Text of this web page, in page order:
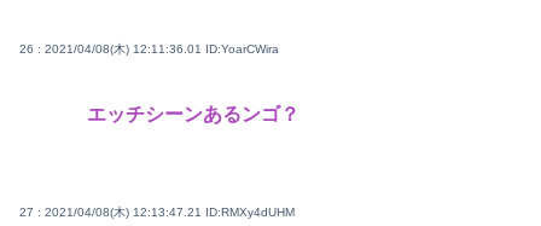
26 : 2021/04/08(木) 12:11:36.01 ID:YoarCWira
エッチシーンあるンゴ？
27 : 2021/04/08(木) 12:13:47.21 ID:RMXy4dUHM